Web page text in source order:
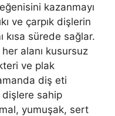
kazanmayı
ve çarpık dişlerin
kısa sürede sağlar.
her alanı kusursuz
ve plak
diş eti
dişlere sahip
yumuşak, sert